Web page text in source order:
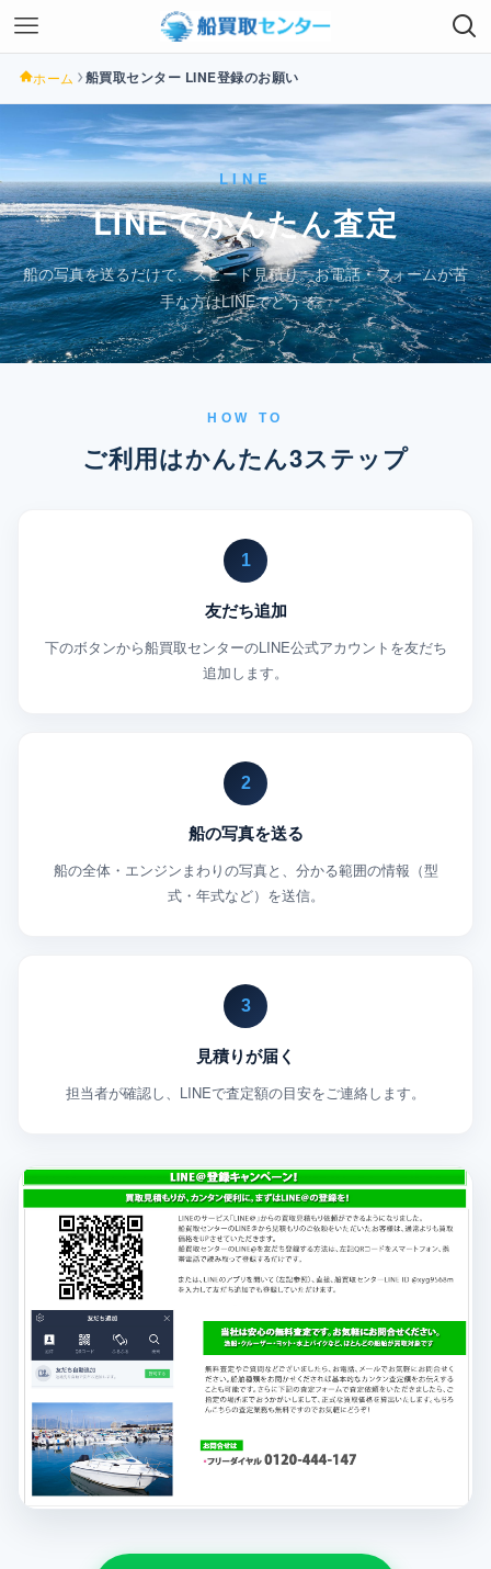
ホーム 船買取センター LINE登録のお願い
LINE
LINEでかんたん査定
船の写真を送るだけで、スピード見積り。お電話・フォームが苦
手な方はLINEでどうぞ。
HOW TO
ご利用はかんたん3ステップ
1
友だち追加
下のボタンから船買取センターのLINE公式アカウントを友だち
追加します。
2
船の写真を送る
船の全体・エンジンまわりの写真と、分かる範囲の情報（型
式・年式など）を送信。
3
見積りが届く
担当者が確認し、LINEで査定額の目安をご連絡します。